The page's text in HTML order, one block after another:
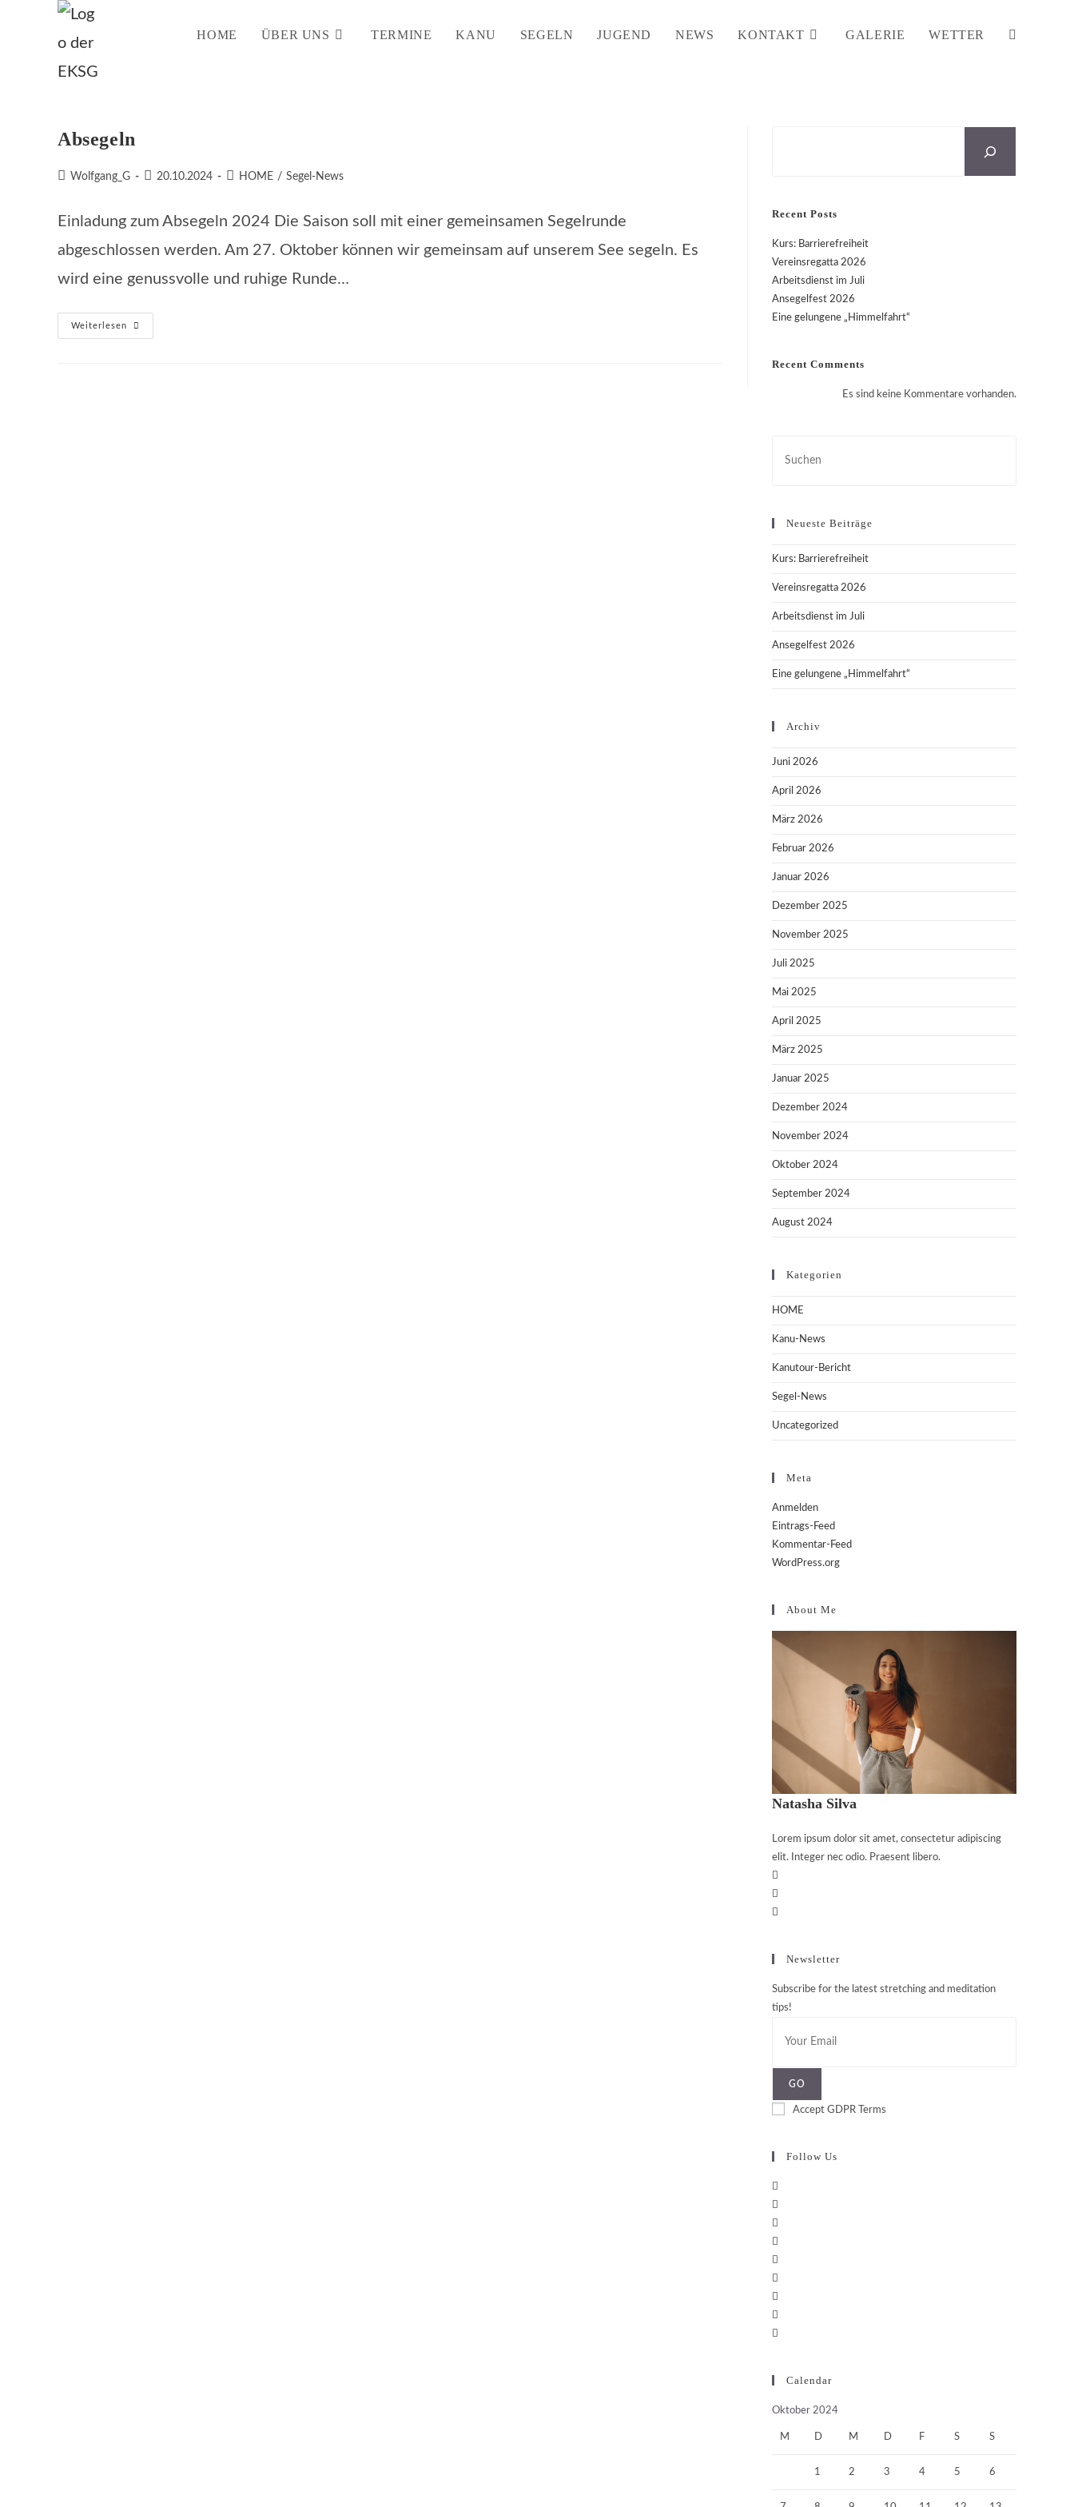
HOME ÜBER UNS TERMINE KANU SEGELN JUGEND NEWS KONTAKT GALERIE WETTER
Absegeln
Beitrags-
Wolfgang_G
Beitrag
20.10.2024
Beitrags-
HOME / Segel-News
Einladung zum Absegeln 2024 Die Saison soll mit einer gemeinsamen Segelrunde
abgeschlossen werden. Am 27. Oktober können wir gemeinsam auf unserem See segeln. Es
wird eine genussvolle und ruhige Runde…
Weiterlesen Absegeln
Recent Posts
Kurs: Barrierefreiheit
Vereinsregatta 2026
Arbeitsdienst im Juli
Ansegelfest 2026
Eine gelungene „Himmelfahrt“
Recent Comments
Es sind keine Kommentare vorhanden.
Neueste Beiträge
Kurs: Barrierefreiheit
Vereinsregatta 2026
Arbeitsdienst im Juli
Ansegelfest 2026
Eine gelungene „Himmelfahrt“
Archiv
Juni 2026
April 2026
März 2026
Februar 2026
Januar 2026
Dezember 2025
November 2025
Juli 2025
Mai 2025
April 2025
März 2025
Januar 2025
Dezember 2024
November 2024
Oktober 2024
September 2024
August 2024
Kategorien
HOME
Kanu-News
Kanutour-Bericht
Segel-News
Uncategorized
Meta
Anmelden
Eintrags-Feed
Kommentar-Feed
WordPress.org
About Me
Natasha Silva
Lorem ipsum dolor sit amet, consectetur adipiscing
elit. Integer nec odio. Praesent libero.
Newsletter
Subscribe for the latest stretching and meditation
tips!
GO
Accept GDPR Terms
Follow Us
Calendar
Oktober 2024
M D M D F S S
1 2 3 4 5 6